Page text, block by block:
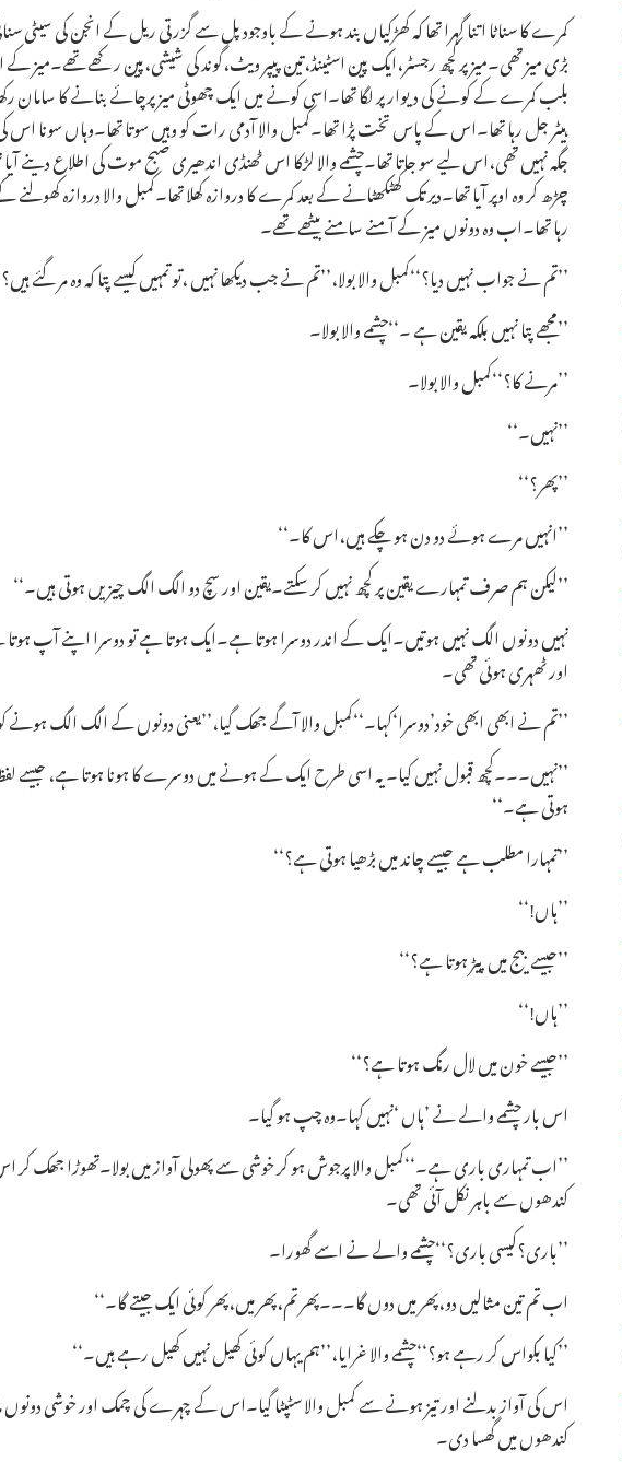
کمرے کا سناٹا اتنا گہرا تھا کہ کھڑکیاں بند ہونے کے باوجود پل سے گزرتی ریل کے انجن کی سیٹی
بڑی میز تھی۔میز پر کچھ رجسٹر،ایک پین اسٹینڈ،تین پیپر ویٹ،گوند کی شیشی،پین رکھے تھے۔میز کے
بلب کمرے کے کونے کی دیوار پر لگا تھا۔اسی کونے میں ایک چھوٹی میز پرچائے بنانے کا
ہیٹر جل رہا تھا۔اس کے پاس تخت پڑا تھا۔کمبل والا آدمی رات کو وہیں سوتا تھا۔وہاں سونا
جگہ نہیں تھی،اس لیے سو جاتا تھا۔چشمے والا لڑکا اس ٹھنڈی اندھیری صبح موت کی اطلاع دینے
چڑھ کر وہ اوپر آیا تھا۔دیر تک کھٹکھٹانے کے بعد کمرے کا دروازہ کھلا تھا۔کمبل والا دروازہ
رہا تھا۔اب وہ دونوں میز کے آمنے سامنے بیٹھے تھے۔
’’تم نے جواب نہیں دیا؟‘‘کمبل والا بولا،’’تم نے جب دیکھا نہیں ،تو تمہیں کیسے پتا کہ وہ مر گئے
’’مجھے پتا نہیں بلکہ یقین ہے ۔‘‘چشمے والا بولا۔
’’مرنے کا؟‘‘کمبل والا بولا۔
’’نہیں۔‘‘
’’پھر؟‘‘
’’انہیں مرے ہوئے دو دن ہو چکے ہیں،اس کا۔‘‘
’’لیکن ہم صرف تمہارے یقین پر کچھ نہیں کر سکتے۔یقین اور سچ دو الگ الگ چیزیں ہوتی ہیں۔‘‘
نہیں دونوں الگ نہیں ہوتیں۔ایک کے اندر دوسرا ہوتا ہے۔ایک ہوتا ہے تو دوسرا اپنے آپ
اور ٹھہری ہوئی تھی۔
’’تم نے ابھی ابھی خود’دوسرا‘کہا۔‘‘کمبل والا آگے جھک گیا،’’یعنی دونوں کے الگ الگ ہونے
’’نہیں۔۔۔کچھ قبول نہیں کیا۔یہ اسی طرح ایک کے ہونے میں دوسرے کا ہونا ہوتا ہے، جیسے
ہوتی ہے۔‘‘
’’تمہارا مطلب ہے جیسے چاند میں بڑھیا ہوتی ہے؟‘‘
’’ہاں!‘‘
’’جیسے بیج میں پیڑ ہوتا ہے؟‘‘
’’ہاں!‘‘
’’جیسے خون میں لال رنگ ہوتا ہے؟‘‘
اس بار چشمے والے نے ’ہاں ‘نہیں کہا۔وہ چپ ہو گیا۔
’’اب تمہاری باری ہے۔‘‘کمبل والا پرجوش ہو کر خوشی سے پھولی آواز میں بولا۔تھوڑا جھک
کندھوں سے باہر نکل آئی تھی۔
’’باری؟کیسی باری؟‘‘چشمے والے نے اسے گھورا۔
اب تم تین مثالیں دو،پھر میں دوں گا۔۔۔پھر تم،پھر میں،پھر کوئی ایک جیتے گا۔‘‘
’’کیا بکواس کر رہے ہو؟‘‘چشمے والا غرایا،’’ہم یہاں کوئی کھیل نہیں کھیل رہے ہیں۔‘‘
اس کی آواز بدلنے اور تیز ہونے سے کمبل والا سٹپٹا گیا۔اس کے چہرے کی چمک اور خوشی
کندھوں میں گھسا دی۔